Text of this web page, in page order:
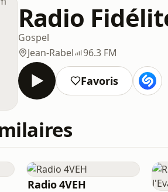
Radio
Gospel
Jean-Rabel
96.3 FM
Favoris
Radio 4VEH